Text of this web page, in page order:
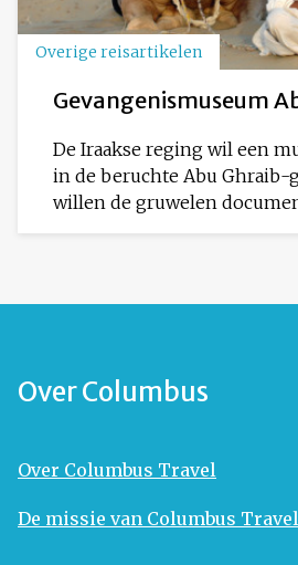
Overige reisartikelen
Gevangenismuseum
De Iraakse reging wil een
in de beruchte Abu Ghraib-
willen de gruwelen
Over Columbus
Over Columbus Travel
De missie van Columbus Travel